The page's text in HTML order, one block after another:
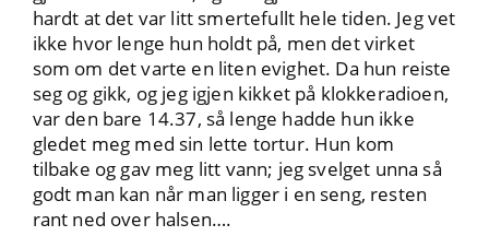
hardt at det var litt smertefullt hele tiden. Jeg vet
ikke hvor lenge hun holdt på, men det virket
som om det varte en liten evighet. Da hun reiste
seg og gikk, og jeg igjen kikket på klokkeradioen,
var den bare 14.37, så lenge hadde hun ikke
gledet meg med sin lette tortur. Hun kom
tilbake og gav meg litt vann; jeg svelget unna så
godt man kan når man ligger i en seng, resten
rant ned over halsen….